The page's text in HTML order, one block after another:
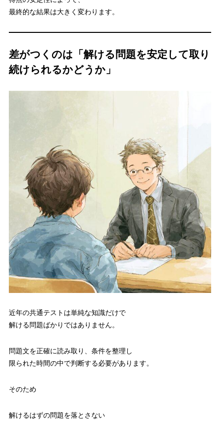
最終的な結果は大きく変わります。
差がつくのは「解ける問題を安定して取り
続けられるかどうか」
近年の共通テストは単純な知識だけで
解ける問題ばかりではありません。
問題文を正確に読み取り、条件を整理し
限られた時間の中で判断する必要があります。
そのため
解けるはずの問題を落とさない